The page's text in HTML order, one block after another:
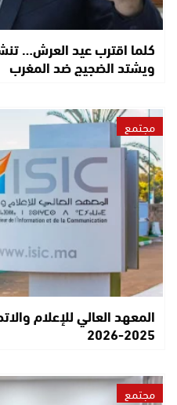
كلما اقترب عيد العرش…
ويشتد الضجيج ضد المغرب
مجتمع
المعهد العالي للإعلام
2025-2026
مجتمع